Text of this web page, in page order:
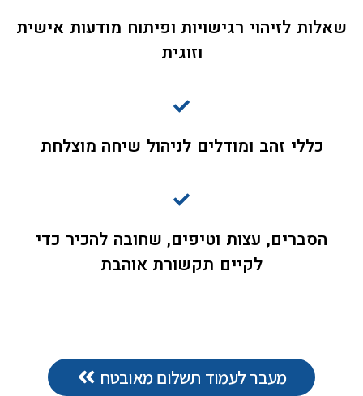
שאלות לזיהוי רגישויות ופיתוח מודעות אישית
וזוגית
כללי זהב ומודלים לניהול שיחה מוצלחת
הסברים, עצות וטיפים, שחובה להכיר כדי
לקיים תקשורת אוהבת
מעבר לעמוד תשלום מאובטח